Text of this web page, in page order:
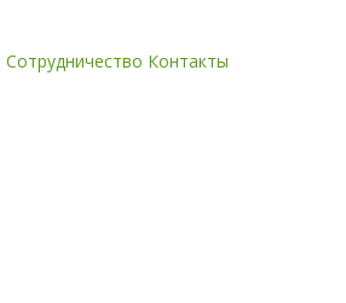
Сотрудничество Контакты